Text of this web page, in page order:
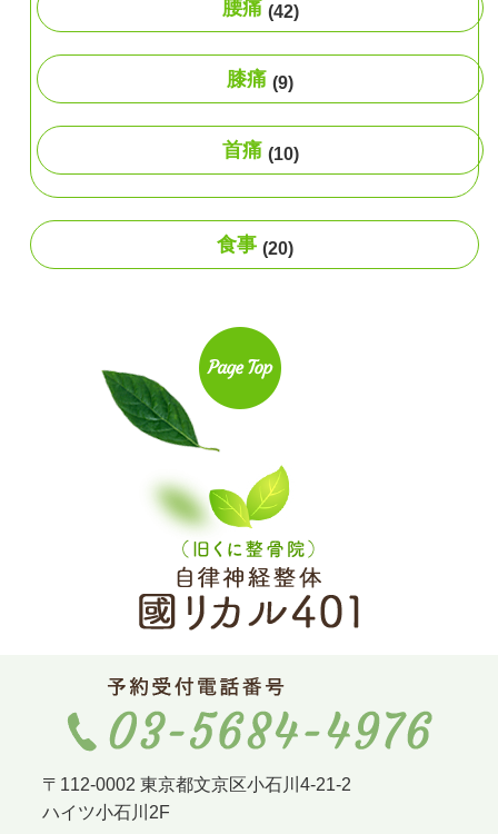
腰痛 (42)
膝痛 (9)
首痛 (10)
食事 (20)
〒112-0002 東京都文京区小石川4-21-2
ハイツ小石川2F